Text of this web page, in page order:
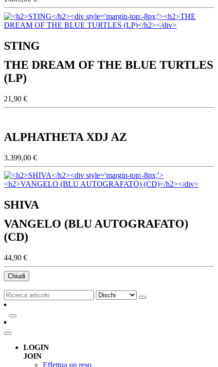
STING
THE DREAM OF THE BLUE TURTLES
(LP)
21,90 €
ALPHATHETA XDJ AZ
3.399,00 €
SHIVA
VANGELO (BLU AUTOGRAFATO)
(CD)
44,90 €
Chiudi
LOGIN
JOIN
Effettua un reso